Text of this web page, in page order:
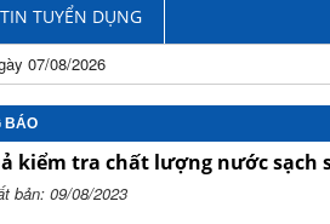
TUYỂN DỤNG
07/08/2026
BÁO
kiểm tra chất lượng nước sạch
bản: 09/08/2023